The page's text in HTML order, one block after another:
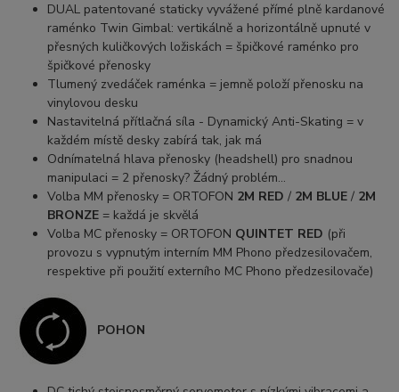
DUAL patentované staticky vyvážené přímé plně kardanové
raménko Twin Gimbal: vertikálně a horizontálně upnuté v
přesných kuličkových ložiskách = špičkové raménko pro
špičkové přenosky
Tlumený zvedáček raménka = jemně položí přenosku na
vinylovou desku
Nastavitelná přítlačná síla - Dynamický Anti-Skating = v
každém místě desky zabírá tak, jak má
Odnímatelná hlava přenosky (headshell) pro snadnou
manipulaci = 2 přenosky? Žádný problém...
Volba MM přenosky = ORTOFON 2M RED / 2M BLUE/ 2M
BRONZE = každá je skvělá
Volba MC přenosky = ORTOFON QUINTET RED (při
provozu s vypnutým interním MM Phono předzesilovačem,
respektive při použití externího MC Phono předzesilovače)
POHON